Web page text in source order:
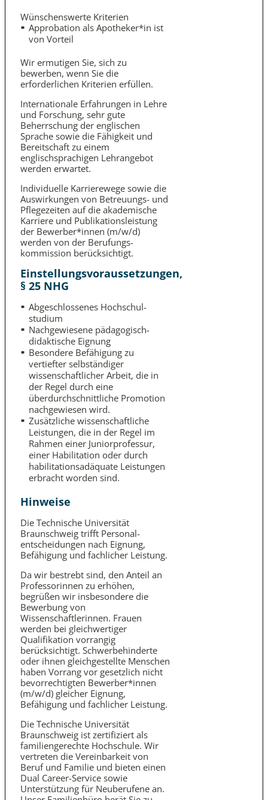
Wünschenswerte Kriterien
Approbation als Apotheker*in ist
von Vorteil
Wir ermutigen Sie, sich zu
bewerben, wenn Sie die
erforderlichen Kriterien erfüllen.
Internationale Erfahrungen in Lehre
und Forschung, sehr gute
Beherrschung der englischen
Sprache sowie die Fähigkeit und
Bereitschaft zu einem
englischsprachigen Lehrangebot
werden erwartet.
Individuelle Karrierewege sowie die
Auswirkungen von Betreuungs- und
Pflegezeiten auf die akademische
Karriere und Publikations­leistung
der Bewerber*innen (m/w/d)
werden von der Berufungs­
kommission berücksichtigt.
Einstellungsvoraussetzungen,
§ 25 NHG
Abgeschlossenes Hochschul­
studium
Nachgewiesene pädagogisch-
didaktische Eignung
Besondere Befähigung zu
vertiefter selbständiger
wissenschaftlicher Arbeit, die in
der Regel durch eine
überdurchschnittliche Promotion
nachgewiesen wird.
Zusätzliche wissenschaftliche
Leistungen, die in der Regel im
Rahmen einer Juniorprofessur,
einer Habilitation oder durch
habilitations­adäquate Leistungen
erbracht worden sind.
Hinweise
Die Technische Universität
Braunschweig trifft Personal­
entscheidungen nach Eignung,
Befähigung und fachlicher Leistung.
Da wir bestrebt sind, den Anteil an
Professorinnen zu erhöhen,
begrüßen wir insbesondere die
Bewerbung von
Wissenschaftlerinnen. Frauen
werden bei gleichwertiger
Qualifikation vorrangig
berücksichtigt. Schwerbehinderte
oder ihnen gleichgestellte Menschen
haben Vorrang vor gesetzlich nicht
bevorrechtigten Bewerber*innen
(m/w/d) gleicher Eignung,
Befähigung und fachlicher Leistung.
Die Technische Universität
Braunschweig ist zertifiziert als
familien­gerechte Hochschule. Wir
vertreten die Vereinbarkeit von
Beruf und Familie und bieten einen
Dual Career-Service sowie
Unterstützung für Neuberufene an.